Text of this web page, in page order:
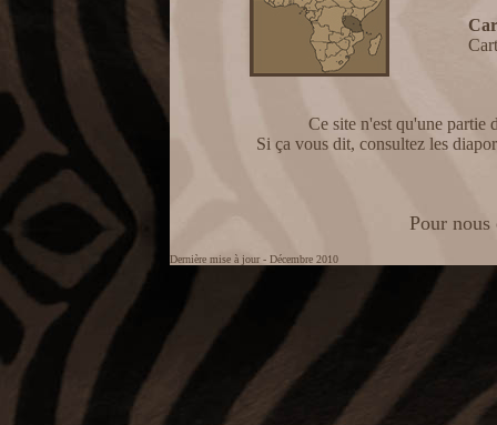
Ce site n'est qu'une partie
Si ça vous dit, consultez les
Pour
Dernière mise à jour - Décembre 2010